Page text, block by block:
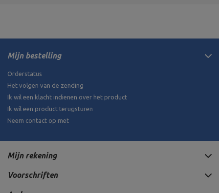
Mijn bestelling
Orderstatus
Het volgen van de zending
Ik wil een klacht indienen over het product
Ik wil een product terugsturen
Neem contact op met
Mijn rekening
Voorschriften